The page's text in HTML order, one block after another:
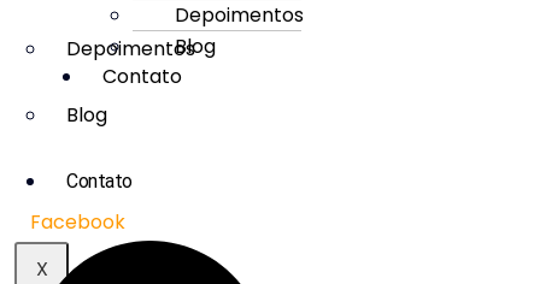
Depoimentos
Blog
Contato
X
Depoimentos
Blog
Contato
Facebook